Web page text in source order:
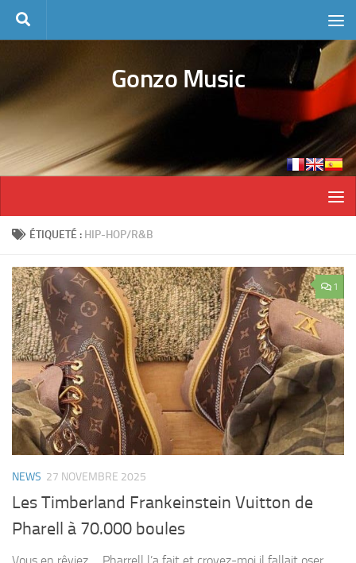
Skip to content
Gonzo Music
ÉTIQUETÉ : HIP-HOP/R&B
1
NEWS 27 NOVEMBRE 2025
Les Timberland Frankeinstein Vuitton de
Pharell à 70.000 boules